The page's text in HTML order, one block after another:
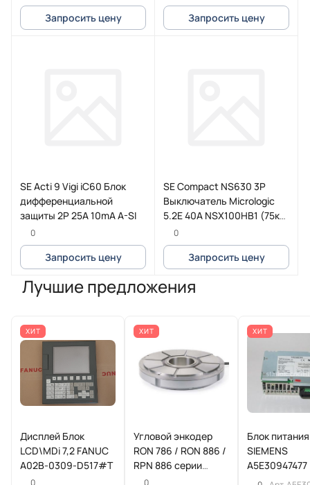
Запросить цену Запросить цену
SE Acti 9 Vigi iC60 Блок
дифференциальной
защиты 2P 25A 10mA A-SI
0
Запросить цену
SE Compact NS630 3P
Выключатель Micrologic
5.2E 40A NSX100HB1 (75кА
при 690B)
0
Запросить цену
Лучшие предложения
ХИТ
Дисплей Блок
LCD\MDi 7,2 FANUC
A02B-0309-D517#T
0
ХИТ
Угловой энкодер
RON 786 / RON 886 /
RPN 886 серии
HEIDENHAIN
0
ХИТ
Блок питания
SIEMENS
A5E30947477